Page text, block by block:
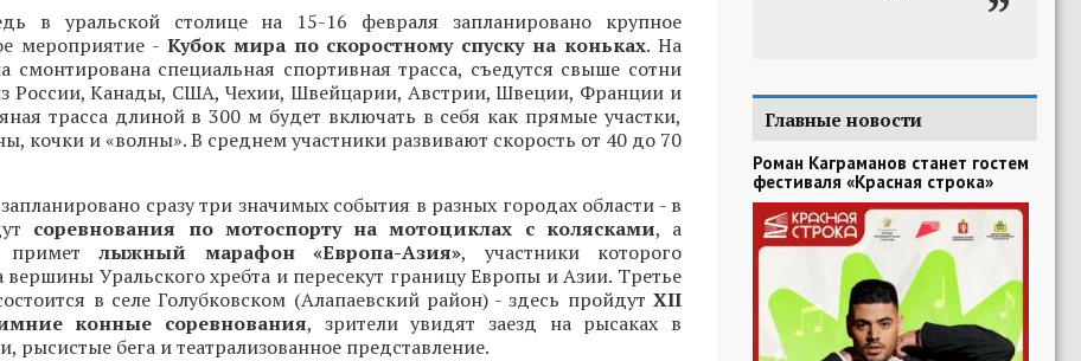
в уральской столице на 15-16 февраля запланировано крупное
мероприятие - Кубок мира по скоростному спуску на коньках. На
смонтирована специальная спортивная трасса, съедутся свыше сотни
России, Канады, США, Чехии, Швейцарии, Австрии, Швеции, Франции и
трасса длиной в 300 м будет включать в себя как прямые участки,
кочки и «волны». В среднем участники развивают скорость от 40 до 70
сразу три значимых события в разных городах области - в
соревнования по мотоспорту на мотоциклах с колясками, а
примет лыжный марафон «Европа-Азия», участники которого
Уральского хребта и пересекут границу Европы и Азии. Третье
в селе Голубковском (Алапаевский район) - здесь пройдут XII
конные соревнования, зрители увидят заезд на рысаках в
рысистые бега и театрализованное представление.
Главные новости
Роман Каграманов станет гостем
фестиваля «Красная строка»